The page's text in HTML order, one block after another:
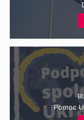
Pomoc